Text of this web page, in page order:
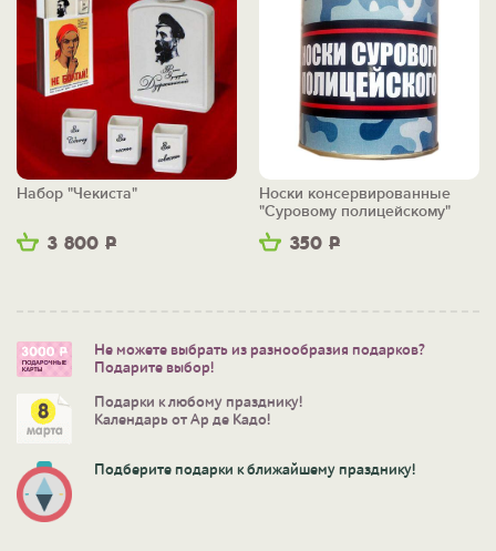
3 800 Р
Набор "Чекиста"
350 Р
Носки консервированные
"Суровому полицейскому"
Не можете выбрать из разнообразия подарков?
Подарите выбор!
Подарки к любому празднику!
Календарь от Ар де Кадо!
Подберите подарки к ближайшему празднику!